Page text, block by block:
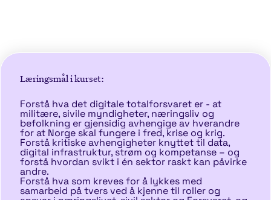
Læringsmål i kurset:
Forstå hva det digitale totalforsvaret er - at
militære, sivile myndigheter, næringsliv og
befolkning er gjensidig avhengige av hverandre
for at Norge skal fungere i fred, krise og krig.
Forstå kritiske avhengigheter knyttet til data,
digital infrastruktur, strøm og kompetanse – og
forstå hvordan svikt i én sektor raskt kan påvirke
andre.
Forstå hva som kreves for å lykkes med
samarbeid på tvers ved å kjenne til roller og